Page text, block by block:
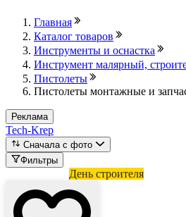
Главная
Каталог товаров
Инструменты и оснастка
Инструмент малярный,
Пистолеты
Пистолеты монтажные и
Реклама
Tech-Krep
Сначала с фото
Фильтры
День строителя